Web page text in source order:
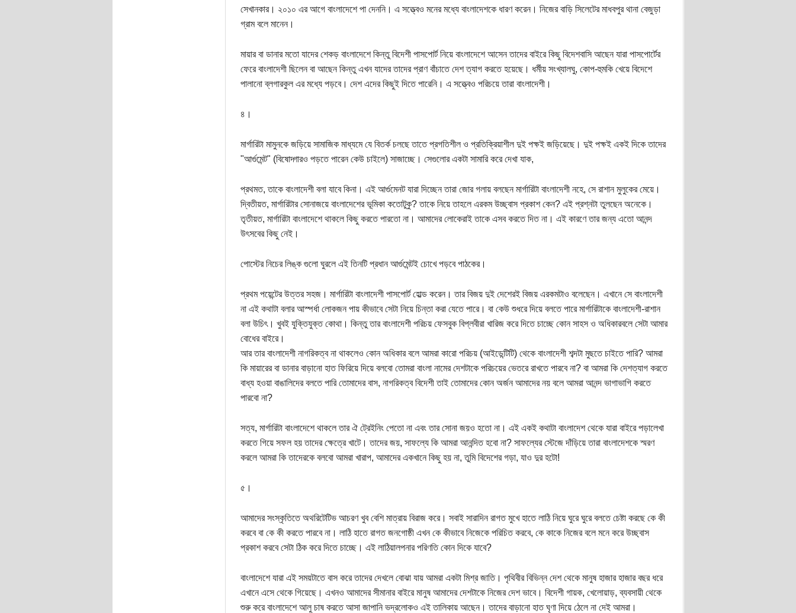
সেখানকার। ২০১০ এর আগে বাংলাদেশে পা দেননি। এ সত্ত্বেও মনের মধ্যে বাংলাদেশকে ধারণ করেন। নিজের বাড়ি সিলেটের মাধবপুর থানা বেজুড়া
গ্রাম বলে মানেন।
মায়ার বা ডানার মতো যাদের শেকড় বাংলাদেশে কিন্তু বিদেশী পাসপোর্ট নিয়ে বাংলাদেশে আসেন তাদের বাইরে কিছু বিদেশবাসি আছেন যারা পাসপোর্টের
ফেরে বাংলাদেশী ছিলেন বা আছেন কিন্তু এখন যাদের তাদের প্রাণ বাঁচাতে দেশ ত্যাগ করতে হয়েছে। ধর্মীয় সংখ্যালঘু, কোপ-হুমকি খেয়ে বিদেশে
পালানো ব্লগারকুল এর মধ্যে পড়বে। দেশ এদের কিছুই দিতে পারেনি। এ সত্ত্বেও পরিচয়ে তারা বাংলাদেশী।
৪।
মার্গারিটা মামুনকে জড়িয়ে সামাজিক মাধ্যমে যে বিতর্ক চলছে তাতে প্রগতিশীল ও প্রতিক্রিয়াশীল দুই পক্ষই জড়িয়েছে। দুই পক্ষই একই দিকে তাদের
"আর্গুমেন্ট" (বিষোদ্গারও পড়তে পারেন কেউ চাইলে) সাজাচ্ছে। সেগুলোর একটা সামারি করে দেখা যাক,
প্রথমত, তাকে বাংলাদেশী বলা যাবে কিনা। এই আর্গুমেনট যারা দিচ্ছেন তারা জোর গলায় বলছেন মার্গারিটা বাংলাদেশী নহে, সে রাশান মুলুকের মেয়ে।
দ্বিতীয়ত, মার্গারিটার সোনাজয়ে বাংলাদেশের ভূমিকা কতোটুকু? তাকে নিয়ে তাহলে এরকম উচ্ছ্বাস প্রকাশ কেন? এই প্রশ্নটা তুলছেন অনেকে।
তৃতীয়ত, মার্গারিটা বাংলাদেশে থাকলে কিছু করতে পারতো না। আমাদের লোকেরাই তাকে এসব করতে দিত না। এই কারণে তার জন্য এতো আনন্দ
উৎসবের কিছু নেই।
পোস্টের নিচের লিঙ্ক গুলো ঘুরলে এই তিনটি প্রধান আর্গুমেন্টই চোখে পড়বে পাঠকের।
প্রথম পয়েন্টের উত্তর সহজ। মার্গারিটা বাংলাদেশী পাসপোর্ট হোল্ড করেন। তার বিজয় দুই দেশেরই বিজয় এরকমটাও বলেছেন। এখানে সে বাংলাদেশী
না এই কথাটা বলার আস্পর্ধা লোকজন পায় কীভাবে সেটা নিয়ে চিন্তা করা যেতে পারে। বা কেউ শুধরে দিয়ে বলতে পারে মার্গারিটাকে বাংলাদেশী-রাশান
বলা উচিৎ। খুবই যুক্তিযুক্ত কোথা। কিন্তু তার বাংলাদেশী পরিচয় ফেসবুক বিপ্লবীরা খারিজ করে দিতে চাচ্ছে কোন সাহস ও অধিকারবলে সেটা আমার
বোধের বাইরে।
আর তার বাংলাদেশী নাগরিকত্ব না থাকলেও কোন অধিকার বলে আমরা কারো পরিচয় (আইডেন্টিটি) থেকে বাংলাদেশী শব্দটা মুছতে চাইতে পারি? আমরা
কি মায়ারের বা ডানার বাড়ানো হাত ফিরিয়ে দিয়ে বলবো তোমরা বাংলা নামের দেশটাকে পরিচয়ের ভেতরে রাখতে পারবে না? বা আমরা কি দেশত্যাগ করতে
বাধ্য হওয়া বাঙালিদের বলতে পারি তোমাদের বাস, নাগরিকত্ব বিদেশী তাই তোমাদের কোন অর্জন আমাদের নয় বলে আমরা আনন্দ ভাগাভাগি করতে
পারবো না?
সত্য, মার্গারিটা বাংলাদেশে থাকলে তার ঐ ট্রেইনিং পেতো না এবং তার সোনা জয়ও হতো না। এই একই কথাটা বাংলাদেশ থেকে যারা বাইরে পড়ালেখা
করতে গিয়ে সফল হয় তাদের ক্ষেত্রে খাটে। তাদের জয়, সাফল্যে কি আমরা আনন্দিত হবো না? সাফল্যের স্টেজে দাঁড়িয়ে তারা বাংলাদেশকে স্মরণ
করলে আমরা কি তাদেরকে বলবো আমরা খারাপ, আমাদের একখানে কিছু হয় না, তুমি বিদেশের গড়া, যাও দুর হটো!
৫।
আমাদের সংস্কৃতিতে অথরিটেটিভ আচরণ খুব বেশি মাত্রায় বিরাজ করে। সবাই সারাদিন রাগত মুখে হাতে লাঠি নিয়ে ঘুরে ঘুরে বলতে চেষ্টা করছে কে কী
করবে বা কে কী করতে পারবে না। লাঠি হাতে রাগত জনগোষ্ঠী এখন কে কীভাবে নিজেকে পরিচিত করবে, কে কাকে নিজের বলে মনে করে উচ্ছ্বাস
প্রকাশ করবে সেটা ঠিক করে দিতে চাচ্ছে। এই লাঠিয়ালপনার পরিণতি কোন দিকে যাবে?
বাংলাদেশে যারা এই সময়টাতে বাস করে তাদের দেখলে বোঝা যায় আমরা একটা মিশ্র জাতি। পৃথিবীর বিভিন্ন দেশ থেকে মানুষ হাজার হাজার বছর ধরে
এখানে এসে থেকে গিয়েছে। এখনও আমাদের সীমানার বাইরে মানুষ আমাদের দেশটাকে নিজের দেশ ভাবে। বিদেশী গায়ক, খেলোয়াড়, ব্যবসায়ী থেকে
শুরু করে বাংলাদেশে আলু চাষ করতে আসা জাপানি ভদ্রলোকও এই তালিকায় আছেন। তাদের বাড়ানো হাত ঘৃণা দিয়ে ঠেলে না দেই আমরা।